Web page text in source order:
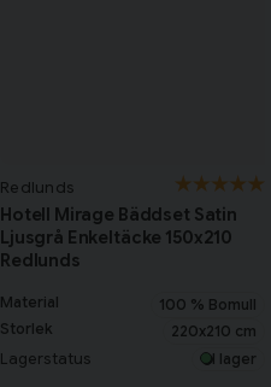
Redlunds
Hotell Mirage Bäddset Satin
Ljusgrå Enkeltäcke 150x210
Redlunds
Material
100 % Bomull
Storlek
220x210 cm
Lagerstatus I lager